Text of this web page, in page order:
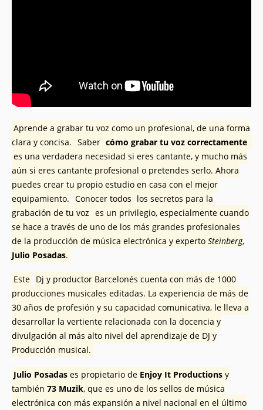
Aprende a grabar tu voz como un profesional, de una forma
clara y concisa. Saber cómo grabar tu voz correctamente
es una verdadera necesidad si eres cantante, y mucho más
aún si eres cantante profesional o pretendes serlo. Ahora
puedes crear tu propio estudio en casa con el mejor
equipamiento. Conocer todos los secretos para la
grabación de tu voz es un privilegio, especialmente cuando
se hace a través de uno de los más grandes profesionales
de la producción de música electrónica y experto Steinberg,
Julio Posadas.
Este Dj y productor Barcelonés cuenta con más de 1000
producciones musicales editadas. La experiencia de más de
30 años de profesión y su capacidad comunicativa, le lleva a
desarrollar la vertiente relacionada con la docencia y
divulgación al más alto nivel del aprendizaje de DJ y
Producción musical.
Julio Posadases propietario de Enjoy It Productionsy
también 73 Muzik, que es uno de los sellos de música
electrónica con más expansión a nivel nacional en el último